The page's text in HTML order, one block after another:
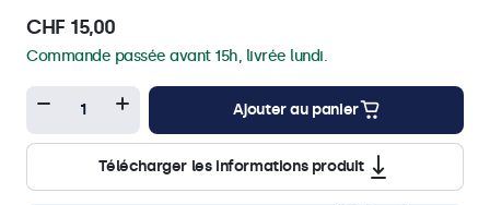
CHF 15,00
Commande passée avant 15h, livrée lundi.
Ajouter au panier
Télécharger les informations produit